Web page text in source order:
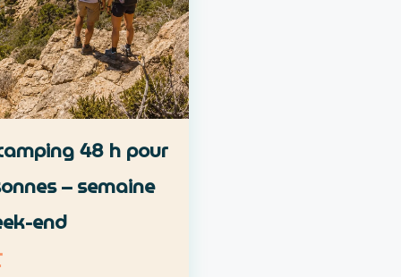
48 h pour
– semaine
end